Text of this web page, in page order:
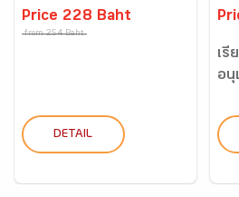
Price 228 Baht
from 254 Baht
DETAIL
เรี
อนุ